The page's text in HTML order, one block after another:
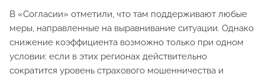
В «Согласии» отметили, что там поддерживают любые
меры, направленные на выравнивание ситуации. Однако
снижение коэффициента возможно только при одном
условии: если в этих регионах действительно
сократится уровень страхового мошенничества и